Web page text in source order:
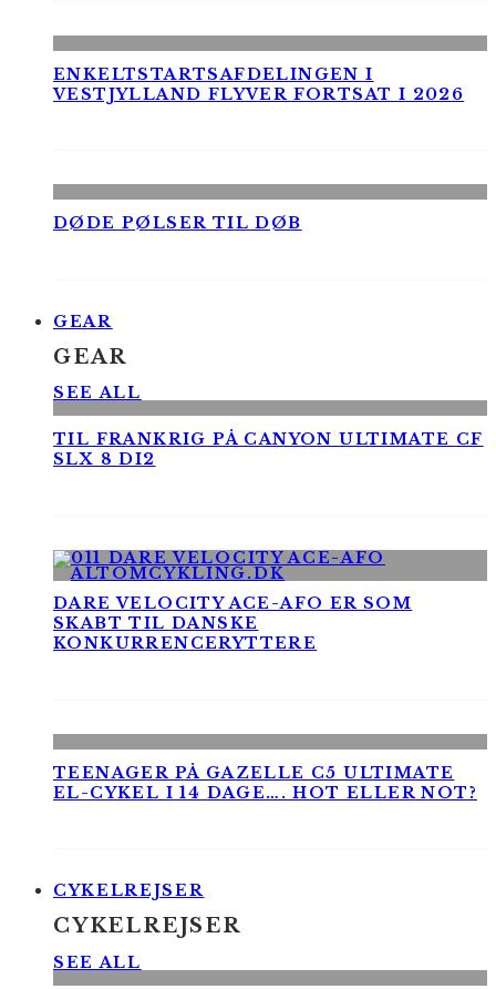
ENKELTSTARTSAFDELINGEN I
VESTJYLLAND FLYVER FORTSAT I 2026
DØDE PØLSER TIL DØB
GEAR
GEAR
SEE ALL
TIL FRANKRIG PÅ CANYON ULTIMATE CF
SLX 8 DI2
DARE VELOCITY ACE-AFO ER SOM
SKABT TIL DANSKE
KONKURRENCERYTTERE
TEENAGER PÅ GAZELLE C5 ULTIMATE
EL-CYKEL I 14 DAGE…. HOT ELLER NOT?
CYKELREJSER
CYKELREJSER
SEE ALL